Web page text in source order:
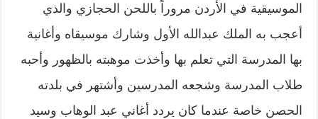
الموسيقية في الأردن مروراً باللحن الحجازي والذي
أعجب به الملك عبدالله الأول وشارك موسيقاه وأغانية
بها المدرسة التي تعلم بها وأخذت موهبته بالظهور وأحبه
طلاب المدرسة وشجعه المدرسين وأشتهر في بلدته
الحصن خاصة عندما كان يردد أغاني عبد الوهاب وسيد